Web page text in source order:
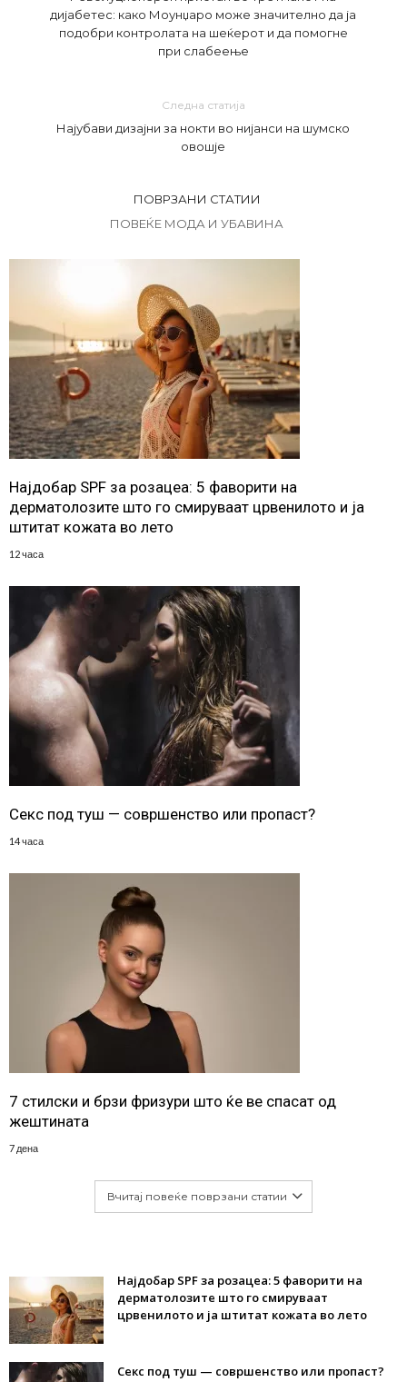
дијабетес: како Моунџаро може значително да ја
подобри контролата на шеќерот и да помогне
при слабеење
Следна статија
Најубави дизајни за нокти во нијанси на шумско
овошје
ПОВРЗАНИ СТАТИИ
ПОВЕЌЕ МОДА И УБАВИНА
Најдобар SPF за розацеа: 5 фаворити на
дерматолозите што го смируваат црвенилото и ја
штитат кожата во лето
12 часа
Секс под туш — совршенство или пропаст?
14 часа
7 стилски и брзи фризури што ќе ве спасат од
жештината
7 дена
Вчитај повеќе поврзани статии
Најдобар SPF за розацеа: 5 фаворити на
дерматолозите што го смируваат
црвенилото и ја штитат кожата во лето
Секс под туш — совршенство или пропаст?